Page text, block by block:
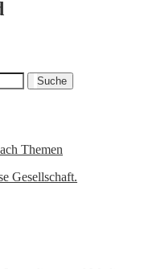
Suche
Themen
Gesellschaft.